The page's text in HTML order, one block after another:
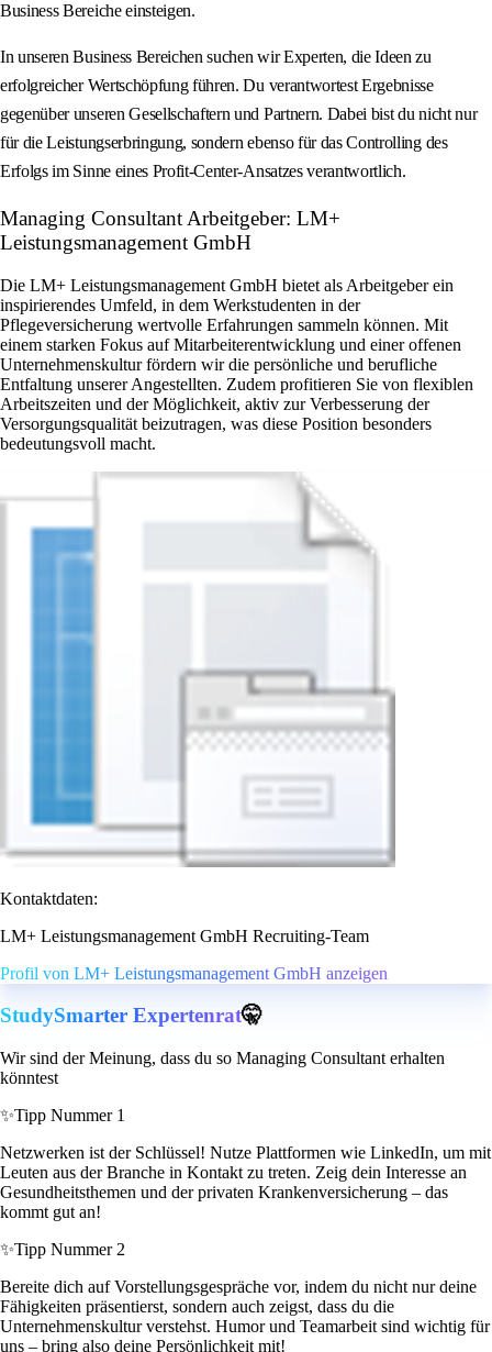
Business Bereiche einsteigen.
In unseren Business Bereichen suchen wir Experten, die Ideen zu
erfolgreicher Wertschöpfung führen. Du verantwortest Ergebnisse
gegenüber unseren Gesellschaftern und Partnern. Dabei bist du nicht nur
für die Leistungserbringung, sondern ebenso für das Controlling des
Erfolgs im Sinne eines Profit-Center-Ansatzes verantwortlich.
Managing Consultant Arbeitgeber: LM+
Leistungsmanagement GmbH
Die LM+ Leistungsmanagement GmbH bietet als Arbeitgeber ein
inspirierendes Umfeld, in dem Werkstudenten in der
Pflegeversicherung wertvolle Erfahrungen sammeln können. Mit
einem starken Fokus auf Mitarbeiterentwicklung und einer offenen
Unternehmenskultur fördern wir die persönliche und berufliche
Entfaltung unserer Angestellten. Zudem profitieren Sie von flexiblen
Arbeitszeiten und der Möglichkeit, aktiv zur Verbesserung der
Versorgungsqualität beizutragen, was diese Position besonders
bedeutungsvoll macht.
Kontaktdaten:
LM+ Leistungsmanagement GmbH Recruiting-Team
Profil von LM+ Leistungsmanagement GmbH anzeigen
StudySmarter Expertenrat🤫
Wir sind der Meinung, dass du so Managing Consultant erhalten
könntest
✨Tipp Nummer 1
Netzwerken ist der Schlüssel! Nutze Plattformen wie LinkedIn, um mit
Leuten aus der Branche in Kontakt zu treten. Zeig dein Interesse an
Gesundheitsthemen und der privaten Krankenversicherung – das
kommt gut an!
✨Tipp Nummer 2
Bereite dich auf Vorstellungsgespräche vor, indem du nicht nur deine
Fähigkeiten präsentierst, sondern auch zeigst, dass du die
Unternehmenskultur verstehst. Humor und Teamarbeit sind wichtig für
uns – bring also deine Persönlichkeit mit!